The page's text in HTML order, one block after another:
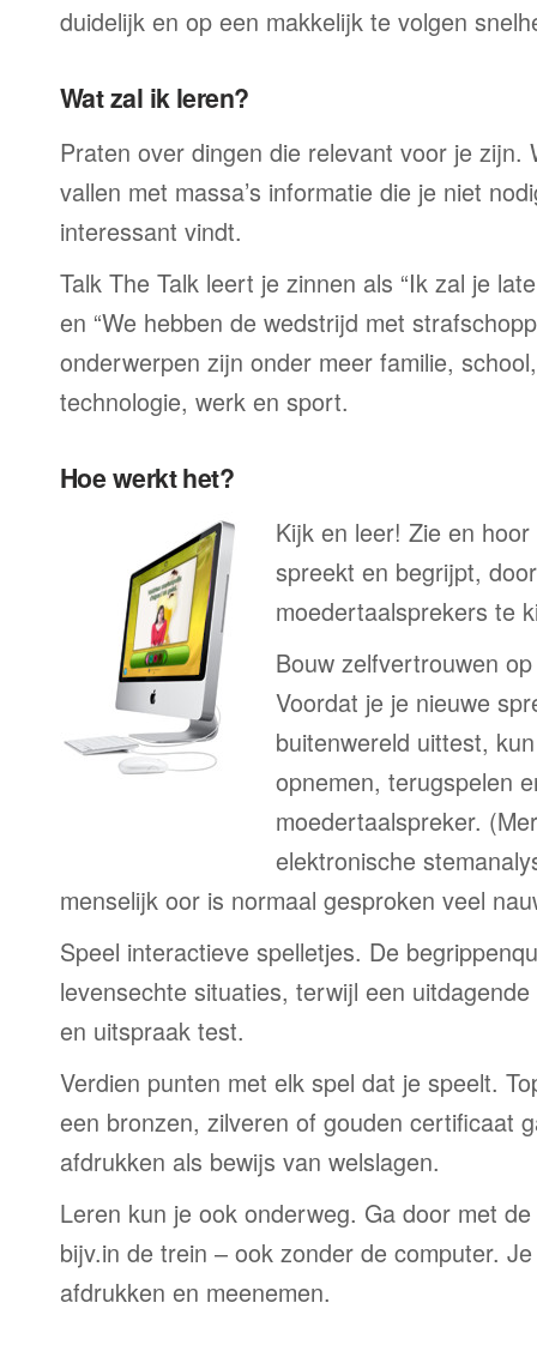
duidelijk en op een makkelijk te volgen
Wat zal ik leren?
Praten over dingen die relevant voor je zijn.
vallen met massa’s informatie die je niet
interessant vindt.
Talk The Talk leert je zinnen als “Ik zal je
en “We hebben de wedstrijd met
onderwerpen zijn onder meer familie,
technologie, werk en sport.
Hoe werkt het?
Kijk en leer! Zie en
spreekt en begrijpt,
moedertaalsprekers te
Bouw zelfvertrouwen
Voordat je je nieuwe
buitenwereld uittest,
opnemen, terugspelen
moedertaalspreker.
elektronische
menselijk oor is normaal gesproken veel
Speel interactieve spelletjes. De
levensechte situaties, terwijl een
en uitspraak test.
Verdien punten met elk spel dat je speelt.
een bronzen, zilveren of gouden certificaat
afdrukken als bewijs van welslagen.
Leren kun je ook onderweg. Ga door met
bijv.in de trein – ook zonder de computer.
afdrukken en meenemen.